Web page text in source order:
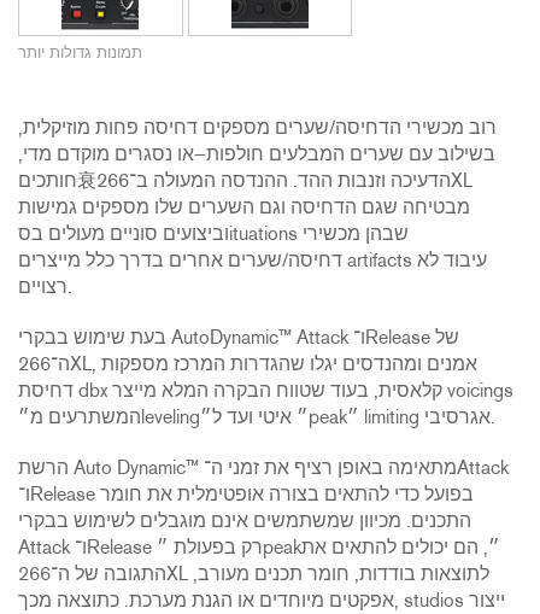
תמונות גדולות יותר
רוב מכשירי הדחיסה/שערים מספקים דחיסה פחות מוזיקלית,
בשילוב עם שערים המבלעים חולפות—או נסגרים מוקדם מדי,
חותכים衰הדעיכה וזנבות ההד. ההנדסה המעולה ב־266XL
מבטיחה שגם הדחיסה וגם השערים שלו מספקים גמישות
וביצועים סוניים מעולים בסituations שבהן מכשירי
דחיסה/שערים אחרים בדרך כלל מייצרים artifacts עיבוד לא
רצויים.
בעת שימוש בבקרי AutoDynamic™ Attack ו־Release של
ה־266XL, אמנים ומהנדסים יגלו שהגדרות המרכז מספקות
דחיסת dbx קלאסית, בעוד שטווח הבקרה המלא מייצר voicings
המשתרעים מ״leveling״ איטי ועד ל״peak״ limiting אגרסיבי.
הרשת Auto Dynamic™ מתאימה באופן רציף את זמני ה־Attack
ו־Release בפועל כדי להתאים בצורה אופטימלית את חומר
התכנים. מכיוון שמשתמשים אינם מוגבלים לשימוש בבקרי
Attack ו־Release רק בפעולת ״peak״, הם יכולים להתאים את
התגובה של ה־266XL לתוצאות בודדות, חומר תכנים מעורב,
אפקטים מיוחדים או הגנת מערכת. כתוצאה מכך, studios ייצור